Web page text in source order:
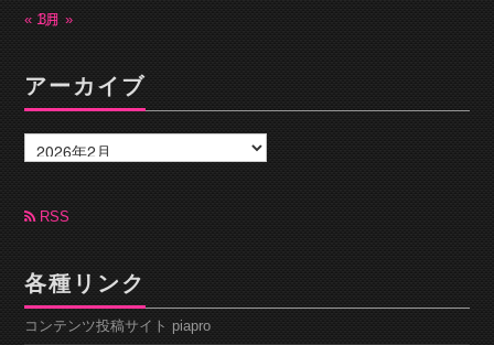
« 1月3月 »
アーカイブ
ー
カ
ブ RSS
各種リンク
コンテンツ投稿サイト piapro